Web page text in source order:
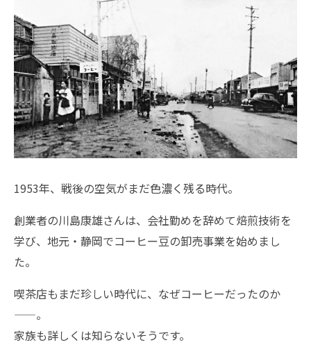
1953年、戦後の空気がまだ色濃く残る時代。
創業者の川島康雄さんは、会社勤めを辞めて焙煎技術を
学び、地元・静岡でコーヒー豆の卸売事業を始めまし
た。
喫茶店もまだ珍しい時代に、なぜコーヒーだったのか
——。
家族も詳しくは知らないそうです。